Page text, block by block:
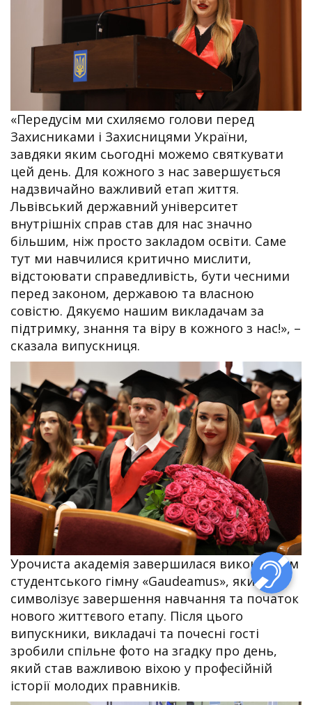
«Передусім ми схиляємо голови перед
Захисниками і Захисницями України,
завдяки яким сьогодні можемо святкувати
цей день. Для кожного з нас завершується
надзвичайно важливий етап життя.
Львівський державний університет
внутрішніх справ став для нас значно
більшим, ніж просто закладом освіти. Саме
тут ми навчилися критично мислити,
відстоювати справедливість, бути чесними
перед законом, державою та власною
совістю. Дякуємо нашим викладачам за
підтримку, знання та віру в кожного з нас!», –
сказала випускниця.
Урочиста академія завершилася виконанням
студентського гімну «Gaudeamus», який
символізує завершення навчання та початок
нового життєвого етапу. Після цього
випускники, викладачі та почесні гості
зробили спільне фото на згадку про день,
який став важливою віхою у професійній
історії молодих правників.